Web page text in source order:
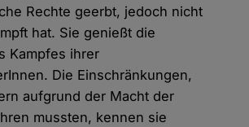
Rechte geerbt, jedoch nicht
hat. Sie genießt die
Kampfes ihrer
Die Einschränkungen,
aufgrund der Macht der
mussten, kennen sie